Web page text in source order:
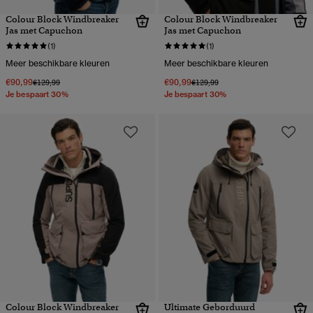
Colour Block Windbreaker
Jas met Capuchon
(1)
Meer beschikbare kleuren
€90,99Prijs verlaagd van
€129,99naar
Je bespaart 30%
Colour Block Windbreaker
Jas met Capuchon
(1)
Meer beschikbare kleuren
€90,99Prijs verlaagd van
€129,99naar
Je bespaart 30%
Colour Block Windbreaker
Ultimate Geborduurd